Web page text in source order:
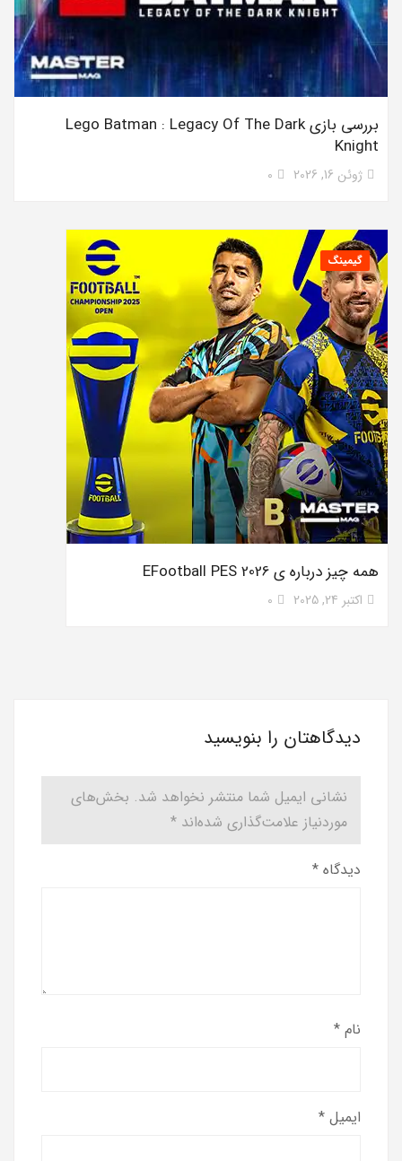
بررسی بازی Lego Batman : Legacy Of The Dark
Knight
ژوئن 16, 2026 0
گیمینگ
همه چیز درباره ی EFootball PES 2026
اکتبر 24, 2025 0
دیدگاهتان را بنویسید
نشانی ایمیل شما منتشر نخواهد شد. بخش‌های
موردنیاز علامت‌گذاری شده‌اند *
دیدگاه *
نام *
ایمیل *